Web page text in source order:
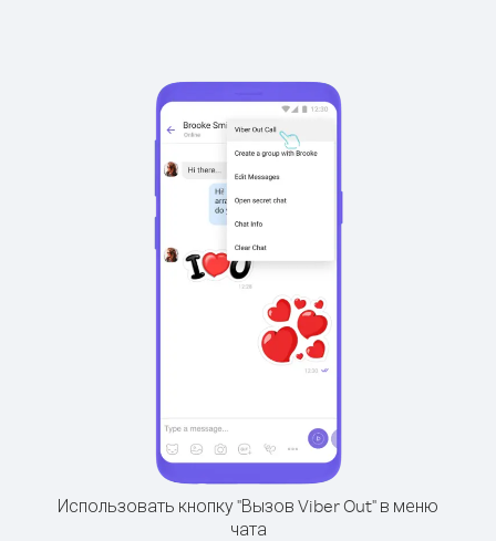
Использовать кнопку "Вызов Viber Out" в меню
чата